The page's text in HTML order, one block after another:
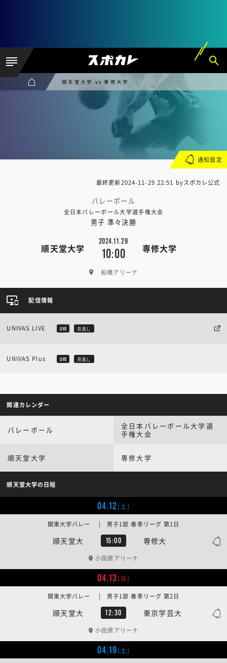
順天堂大学 vs 専修大学
最終更新2024-11-29 22:51 byスポカレ公式
バレーボール
全日本バレーボール大学選手権大会
男子 準々決勝
順天堂大学
2024.11.29
10:00 専修大学
船橋アリーナ
通知設定
配信情報
UNIVAS LIVE LIVE 見逃し
UNIVAS Plus LIVE 見逃し
関連カレンダー
バレーボール
全日本バレーボール大学選
手権大会
順天堂大学 専修大学
順天堂大学の日程
04.12[土]
順天堂大 15:00 専修大
関東大学バレー | 男子1部 春季リーグ 第1日
小田原アリーナ
04.13[日]
順天堂大 12:30 東京学芸大
関東大学バレー | 男子1部 春季リーグ 第2日
小田原アリーナ
04.19[土]